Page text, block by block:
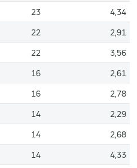
23
4,34
22
2,91
22
3,56
16
2,61
16
2,78
14
2,29
14
2,68
14
4,33